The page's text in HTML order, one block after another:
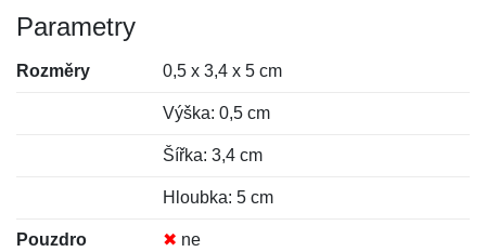
Parametry
Rozměry 0,5 x 3,4 x 5 cm
Výška: 0,5 cm
Šířka: 3,4 cm
Hloubka: 5 cm
Pouzdro
✖ ne